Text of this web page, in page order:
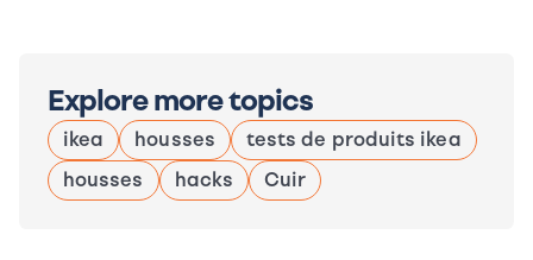
Explore more topics
ikea housses
tests de produits ikea
housses
hacks Cuir